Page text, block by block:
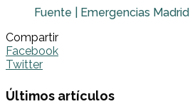
Fuente | Emergencias Madrid
Compartir
Facebook
Twitter
Últimos artículos